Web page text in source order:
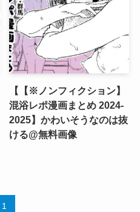
【【※ノンフィクション】
混浴レポ漫画まとめ 2024-
2025】かわいそうなのは抜
ける@無料画像
1